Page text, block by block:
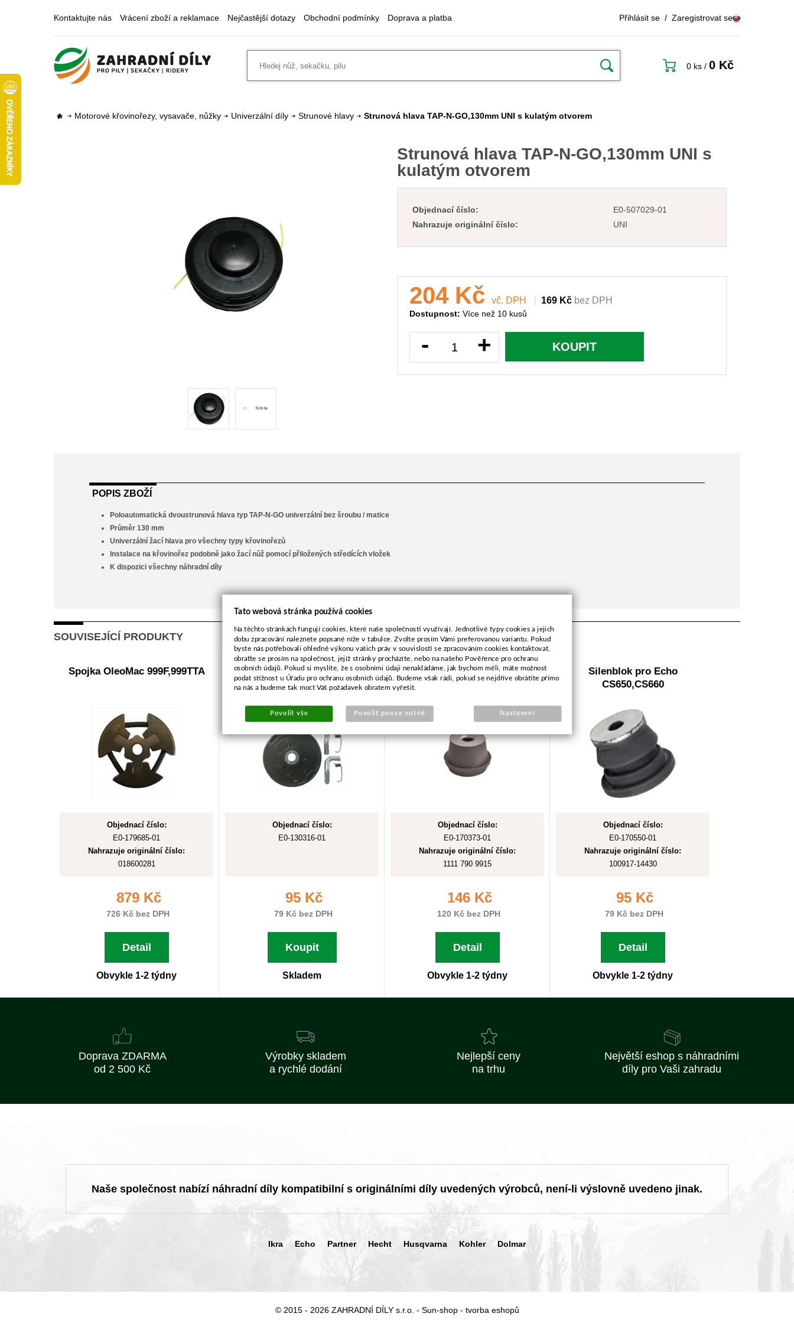
Kontaktujte nás Vrácení zboží a reklamace Nejčastější dotazy Obchodní podmínky Doprava a platba Přihlásit se / Zaregistrovat se
0 ks / 0 Kč
Motorové křovinořezy, vysavače, nůžky Univerzální díly Strunové hlavy Strunová hlava TAP-N-GO,130mm UNI s kulatým otvorem
Strunová hlava TAP-N-GO,130mm UNI s
kulatým otvorem
Objednací číslo:
E0-507029-01
Nahrazuje originální číslo:
UNI
204 Kč vč. DPH 169 Kč bez DPH
Dostupnost: Více než 10 kusů
- + KOUPIT
POPIS ZBOŽÍ
Poloautomatická dvoustrunová hlava typ TAP-N-GO univerzální bez šroubu / matice
Průměr 130 mm
Univerzální žací hlava pro všechny typy křovinořezů
Instalace na křovinořez podobně jako žací nůž pomocí přiložených středících vložek
K dispozici všechny náhradní díly
SOUVISEJÍCÍ PRODUKTY
Spojka OleoMac 999F,999TTA
Objednací číslo:
E0-179685-01
Nahrazuje originální číslo:
018600281
879 Kč
726 Kč bez DPH
Detail
Obvykle 1-2 týdny
Sada dílů kladky pro Honda
GX340,GX390
Objednací číslo:
E0-130316-01
95 Kč
79 Kč bez DPH
Koupit
Skladem
Silenblok pro Stihl 050,051
Objednací číslo:
E0-170373-01
Nahrazuje originální číslo:
1111 790 9915
146 Kč
120 Kč bez DPH
Detail
Obvykle 1-2 týdny
Silenblok pro Echo
CS650,CS660
Objednací číslo:
E0-170550-01
Nahrazuje originální číslo:
100917-14430
95 Kč
79 Kč bez DPH
Detail
Obvykle 1-2 týdny
Doprava ZDARMA
od 2 500 Kč
Výrobky skladem
a rychlé dodání
Nejlepší ceny
na trhu
Největší eshop s náhradními
díly pro Vaši zahradu
Naše společnost nabízí náhradní díly kompatibilní s originálními díly uvedených výrobců, není-li výslovně uvedeno jinak.
Ikra Echo Partner Hecht Husqvarna Kohler Dolmar
© 2015 - 2026 ZAHRADNÍ DÍLY s.r.o. - Sun-shop- tvorba eshopů
Tato webová stránka používá cookies
Na těchto stránkách fungují cookies, které naše společnosti využívají. Jednotlivé typy cookies a jejich
dobu zpracování naleznete popsané níže v tabulce. Zvolte prosím Vámi preferovanou variantu. Pokud
byste nás potřebovali ohledně výkonu vašich práv v souvislosti se zpracováním cookies kontaktovat,
obraťte se prosím na společnost, jejíž stránky procházíte, nebo na našeho Pověřence pro ochranu
osobních údajů. Pokud si myslíte, že s osobními údaji nenakládáme, jak bychom měli, máte možnost
podat stížnost u Úřadu pro ochranu osobních údajů. Budeme však rádi, pokud se nejdříve obrátíte přímo
na nás a budeme tak moct Váš požadavek obratem vyřešit.
Povolit vše Povolit pouze nutné Nastavení